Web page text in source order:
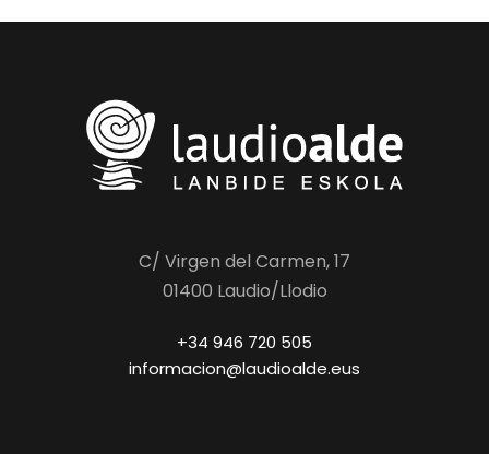
C/ Virgen del Carmen, 17
01400 Laudio/Llodio
+34 946 720 505
informacion@laudioalde.eus